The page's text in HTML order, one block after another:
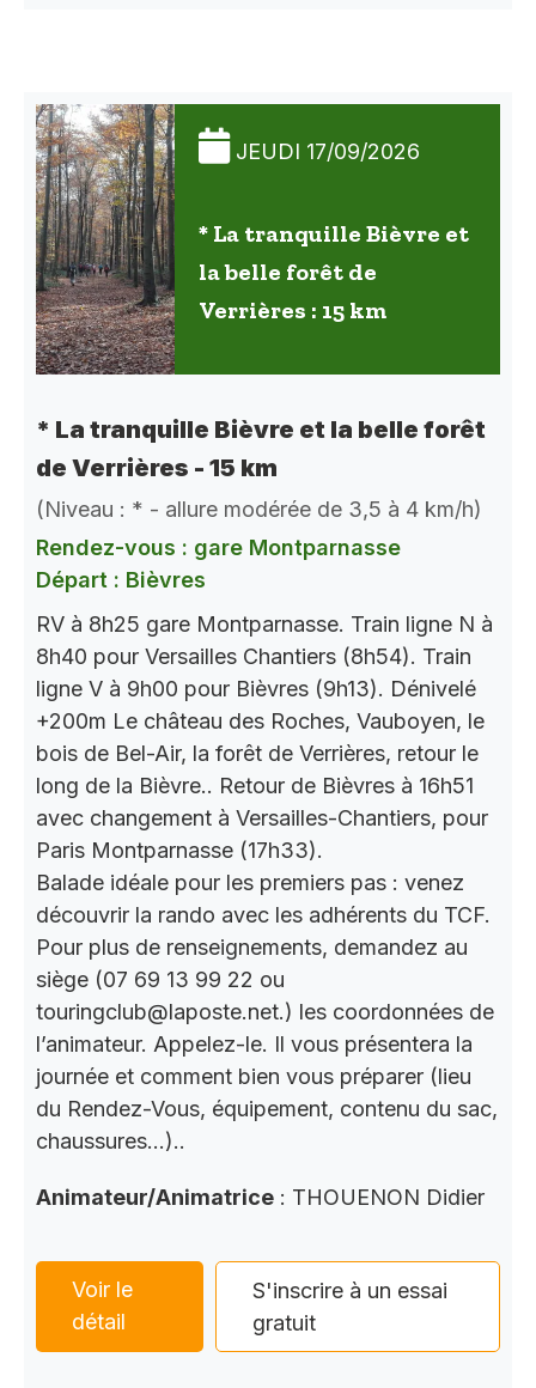
JEUDI 17/09/2026
* La tranquille Bièvre et
la belle forêt de
Verrières : 15 km
* La tranquille Bièvre et la belle forêt
de Verrières - 15 km
(Niveau : * - allure modérée de 3,5 à 4 km/h)
Rendez-vous : gare Montparnasse
Départ : Bièvres
RV à 8h25 gare Montparnasse. Train ligne N à
8h40 pour Versailles Chantiers (8h54). Train
ligne V à 9h00 pour Bièvres (9h13). Dénivelé
+200m Le château des Roches, Vauboyen, le
bois de Bel-Air, la forêt de Verrières, retour le
long de la Bièvre.. Retour de Bièvres à 16h51
avec changement à Versailles-Chantiers, pour
Paris Montparnasse (17h33).
Balade idéale pour les premiers pas : venez
découvrir la rando avec les adhérents du TCF.
Pour plus de renseignements, demandez au
siège (07 69 13 99 22 ou
touringclub@laposte.net.) les coordonnées de
l’animateur. Appelez-le. Il vous présentera la
journée et comment bien vous préparer (lieu
du Rendez-Vous, équipement, contenu du sac,
chaussures…)..
Animateur/Animatrice : THOUENON Didier
Voir le
détail
S'inscrire à un essai
gratuit